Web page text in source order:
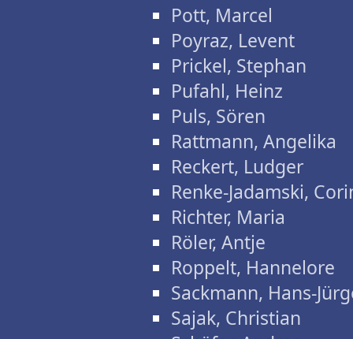
Pott, Marcel
Poyraz, Levent
Prickel, Stephan
Pufahl, Heinz
Puls, Sören
Rattmann, Angelika
Reckert, Ludger
Renke-Jadamski,
Richter, Maria
Röler, Antje
Roppelt, Hannelore
Sackmann, Hans-
Sajak, Christian